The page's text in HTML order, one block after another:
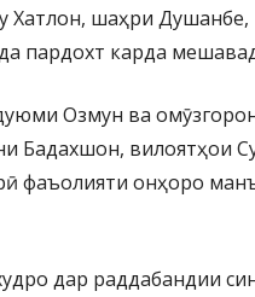
Хатлон, шаҳри
пардохт карда
Озмун ва
Бадахшон, вилоятҳои
фаъолияти онҳоро
дар раддабандии